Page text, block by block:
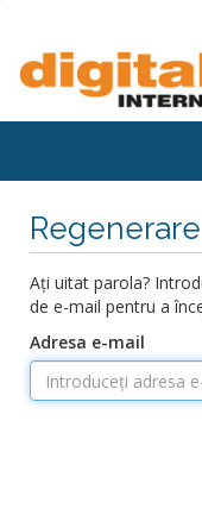
Ați uitat parola?
de e-mail pentru a
Adresa e-mail